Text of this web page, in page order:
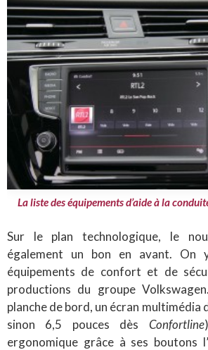
La liste des équipements d’aide à la
Sur le plan technologique, le
également un bon en avant. On
équipements de confort et de
productions du groupe
planche de bord, un écran multimédia
sinon 6,5 pouces dès Confortline
ergonomique grâce à ses boutons